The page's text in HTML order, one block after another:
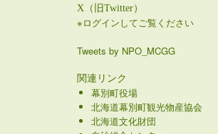
X（旧Twitter）
※ログインしてご覧ください
Tweets by NPO_MCGG
関連リンク
幕別町役場
北海道幕別町観光物産協会
北海道文化財団